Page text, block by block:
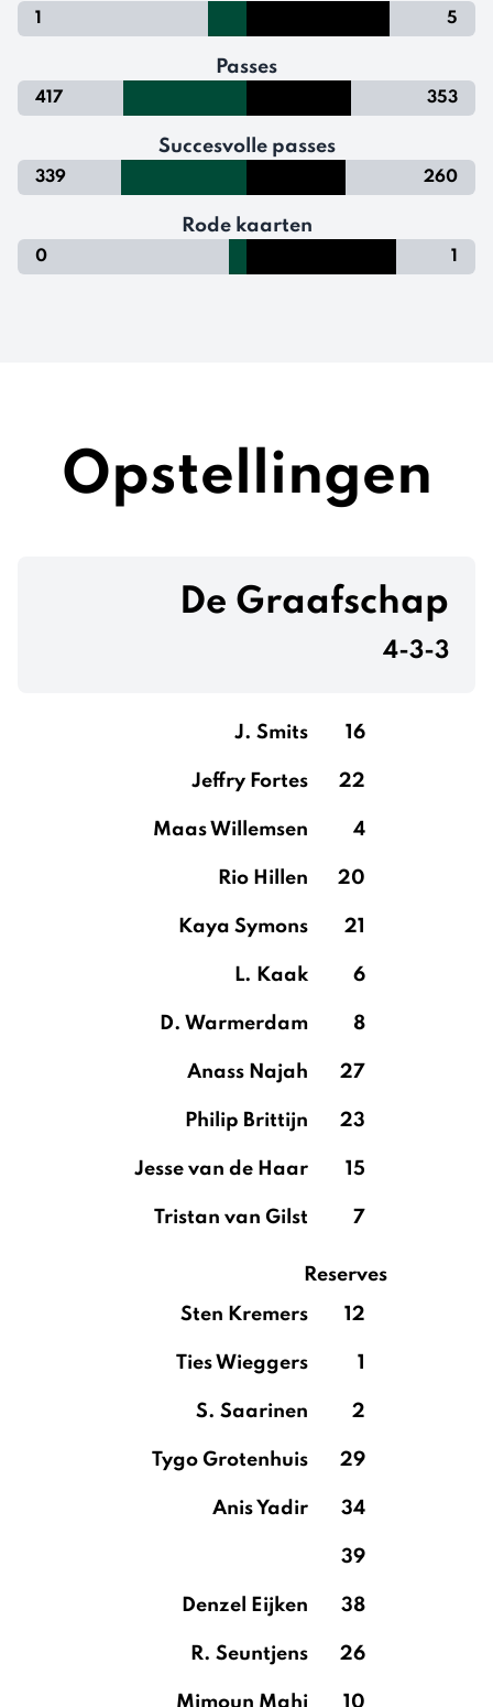
1 5
Passes
417 353
Succesvolle passes
339 260
Rode kaarten
0 1
Opstellingen
De Graafschap
4-3-3
J. Smits 16
Jeffry Fortes 22
Maas Willemsen 4
Rio Hillen 20
Kaya Symons 21
L. Kaak 6
D. Warmerdam 8
Anass Najah 27
Philip Brittijn 23
Jesse van de Haar 15
Tristan van Gilst 7
Reserves
Sten Kremers
12
Ties Wieggers 1
S. Saarinen 2
Tygo Grotenhuis 29
Anis Yadir 34
39
Denzel Eijken 38
R. Seuntjens 26
Mimoun Mahi 10